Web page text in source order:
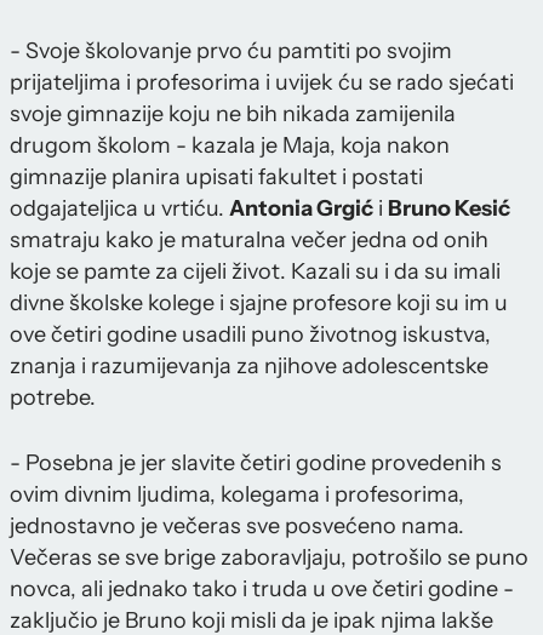
- Svoje školovanje prvo ću pamtiti po svojim
prijateljima i profesorima i uvijek ću se rado sjećati
svoje gimnazije koju ne bih nikada zamijenila
drugom školom - kazala je Maja, koja nakon
gimnazije planira upisati fakultet i postati
odgajateljica u vrtiću. Antonia Grgić i Bruno Kesić
smatraju kako je maturalna večer jedna od onih
koje se pamte za cijeli život. Kazali su i da su imali
divne školske kolege i sjajne profesore koji su im u
ove četiri godine usadili puno životnog iskustva,
znanja i razumijevanja za njihove adolescentske
potrebe.
- Posebna je jer slavite četiri godine provedenih s
ovim divnim ljudima, kolegama i profesorima,
jednostavno je večeras sve posvećeno nama.
Večeras se sve brige zaboravljaju, potrošilo se puno
novca, ali jednako tako i truda u ove četiri godine -
zaključio je Bruno koji misli da je ipak njima lakše